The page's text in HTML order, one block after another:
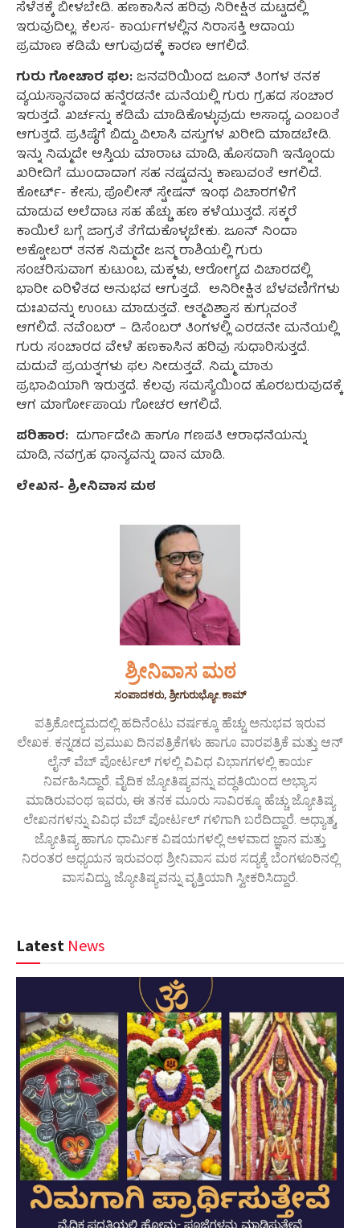
ಸೆಳೆತಕ್ಕೆ ಬೀಳಬೇಡಿ. ಹಣಕಾಸಿನ ಹರಿವು ನಿರೀಕ್ಷಿತ ಮಟ್ಟದಲ್ಲಿ
ಇರುವುದಿಲ್ಲ. ಕೆಲಸ- ಕಾರ್ಯಗಳಲ್ಲಿನ ನಿರಾಸಕ್ತಿ ಆದಾಯ
ಪ್ರಮಾಣ ಕಡಿಮೆ ಆಗುವುದಕ್ಕೆ ಕಾರಣ ಆಗಲಿದೆ.
ಗುರು ಗೋಚಾರ ಫಲ:ಜನವರಿಯಿಂದ ಜೂನ್ ತಿಂಗಳ ತನಕ
ವ್ಯಯಸ್ಥಾನವಾದ ಹನ್ನೆರಡನೇ ಮನೆಯಲ್ಲಿ ಗುರು ಗ್ರಹದ ಸಂಚಾರ
ಇರುತ್ತದೆ. ಖರ್ಚನ್ನು ಕಡಿಮೆ ಮಾಡಿಕೊಳ್ಳುವುದು ಅಸಾಧ್ಯ ಎಂಬಂತೆ
ಆಗುತ್ತದೆ. ಪ್ರತಿಷ್ಠೆಗೆ ಬಿದ್ದು ವಿಲಾಸಿ ವಸ್ತುಗಳ ಖರೀದಿ ಮಾಡಬೇಡಿ.
ಇನ್ನು ನಿಮ್ಮದೇ ಆಸ್ತಿಯ ಮಾರಾಟ ಮಾಡಿ, ಹೊಸದಾಗಿ ಇನ್ನೊಂದು
ಖರೀದಿಗೆ ಮುಂದಾದಾಗ ಸಹ ನಷ್ಟವನ್ನು ಕಾಣುವಂತೆ ಆಗಲಿದೆ.
ಕೋರ್ಟ್- ಕೇಸು, ಪೊಲೀಸ್ ಸ್ಟೇಷನ್ ಇಂಥ ವಿಚಾರಗಳಿಗೆ
ಮಾಡುವ ಅಲೆದಾಟ ಸಹ ಹೆಚ್ಚು ಹಣ ಕಳೆಯುತ್ತದೆ. ಸಕ್ಕರೆ
ಕಾಯಿಲೆ ಬಗ್ಗೆ ಜಾಗ್ರತೆ ತೆಗೆದುಕೊಳ್ಳಬೇಕು. ಜೂನ್ ನಿಂದಾ
ಅಕ್ಟೋಬರ್ ತನಕ ನಿಮ್ಮದೇ ಜನ್ಮ ರಾಶಿಯಲ್ಲಿ ಗುರು
ಸಂಚರಿಸುವಾಗ ಕುಟುಂಬ, ಮಕ್ಕಳು, ಆರೋಗ್ಯದ ವಿಚಾರದಲ್ಲಿ
ಭಾರೀ ಏರಿಳಿತದ ಅನುಭವ ಆಗುತ್ತದೆ. ಅನಿರೀಕ್ಷಿತ ಬೆಳವಣಿಗೆಗಳು
ದುಃಖವನ್ನು ಉಂಟು ಮಾಡುತ್ತವೆ. ಆತ್ಮವಿಶ್ವಾಸ ಕುಗ್ಗುವಂತೆ
ಆಗಲಿದೆ. ನವೆಂಬರ್ – ಡಿಸೆಂಬರ್ ತಿಂಗಳಲ್ಲಿ ಎರಡನೇ ಮನೆಯಲ್ಲಿ
ಗುರು ಸಂಚಾರದ ವೇಳೆ ಹಣಕಾಸಿನ ಹರಿವು ಸುಧಾರಿಸುತ್ತದೆ.
ಮದುವೆ ಪ್ರಯತ್ನಗಳು ಫಲ ನೀಡುತ್ತವೆ. ನಿಮ್ಮ ಮಾತು
ಪ್ರಭಾವಿಯಾಗಿ ಇರುತ್ತದೆ. ಕೆಲವು ಸಮಸ್ಯೆಯಿಂದ ಹೊರಬರುವುದಕ್ಕೆ
ಆಗ ಮಾರ್ಗೋಪಾಯ ಗೋಚರ ಆಗಲಿದೆ.
ಪರಿಹಾರ: ದುರ್ಗಾದೇವಿ ಹಾಗೂ ಗಣಪತಿ ಆರಾಧನೆಯನ್ನು
ಮಾಡಿ, ನವಗ್ರಹ ಧಾನ್ಯವನ್ನು ದಾನ ಮಾಡಿ.
ಲೇಖನ- ಶ್ರೀನಿವಾಸ ಮಠ
ಶ್ರೀನಿವಾಸ ಮಠ
ಸಂಪಾದಕರು, ಶ್ರೀಗುರುಭ್ಯೋ.ಕಾಮ್
ಪತ್ರಿಕೋದ್ಯಮದಲ್ಲಿ ಹದಿನೆಂಟು ವರ್ಷಕ್ಕೂ ಹೆಚ್ಚು ಅನುಭವ ಇರುವ
ಲೇಖಕ. ಕನ್ನಡದ ಪ್ರಮುಖ ದಿನಪತ್ರಿಕೆಗಳು ಹಾಗೂ ವಾರಪತ್ರಿಕೆ ಮತ್ತು ಆನ್
ಲೈನ್ ವೆಬ್ ಪೋರ್ಟಲ್ ಗಳಲ್ಲಿ ವಿವಿಧ ವಿಭಾಗಗಳಲ್ಲಿ ಕಾರ್ಯ
ನಿರ್ವಹಿಸಿದ್ದಾರೆ. ವೈದಿಕ ಜ್ಯೋತಿಷ್ಯವನ್ನು ಪದ್ಧತಿಯಿಂದ ಅಭ್ಯಾಸ
ಮಾಡಿರುವಂಥ ಇವರು, ಈ ತನಕ ಮೂರು ಸಾವಿರಕ್ಕೂ ಹೆಚ್ಚು ಜ್ಯೋತಿಷ್ಯ
ಲೇಖನಗಳನ್ನು ವಿವಿಧ ವೆಬ್ ಪೋರ್ಟಲ್ ಗಳಿಗಾಗಿ ಬರೆದಿದ್ದಾರೆ. ಅಧ್ಯಾತ್ಮ,
ಜ್ಯೋತಿಷ್ಯ ಹಾಗೂ ಧಾರ್ಮಿಕ ವಿಷಯಗಳಲ್ಲಿ ಅಳವಾದ ಜ್ಞಾನ ಮತ್ತು
ನಿರಂತರ ಅಧ್ಯಯನ ಇರುವಂಥ ಶ್ರೀನಿವಾಸ ಮಠ ಸದ್ಯಕ್ಕೆ ಬೆಂಗಳೂರಿನಲ್ಲಿ
ವಾಸವಿದ್ದು, ಜ್ಯೋತಿಷ್ಯವನ್ನು ವೃತ್ತಿಯಾಗಿ ಸ್ವೀಕರಿಸಿದ್ದಾರೆ.
Latest News